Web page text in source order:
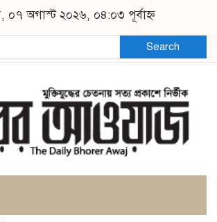
০৭ অগাস্ট ২০২৬, ০৪:০৩ পূর্বাহ্ন
Search